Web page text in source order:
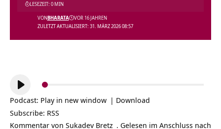
ZULETZT AKTUALISIERT: 31. MÄRZ 2026 08:57
VONBHARATA VOR 16 JAHREN
LESEZEIT: 0 MIN
Audio-
Player
Podcast: Play in new window | Download
Subscribe: RSS
Kommentar von Sukadev Bretz . Gelesen im Anschluss nach